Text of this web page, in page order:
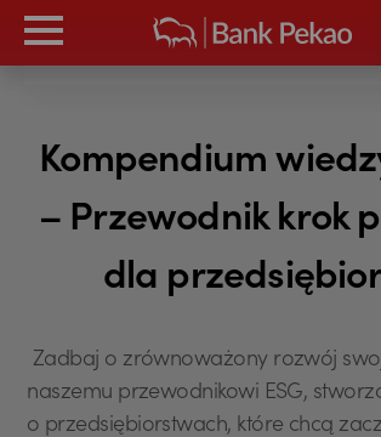
Kompendium
– Przewodnik krok
dla
Zadbaj o zrównoważony rozwój
naszemu przewodnikowi ESG,
o przedsiębiorstwach, które chcą